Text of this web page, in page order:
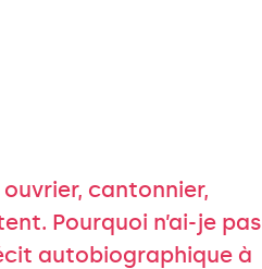
cantonnier,
Pourquoi n’ai-je pas
autobiographique à